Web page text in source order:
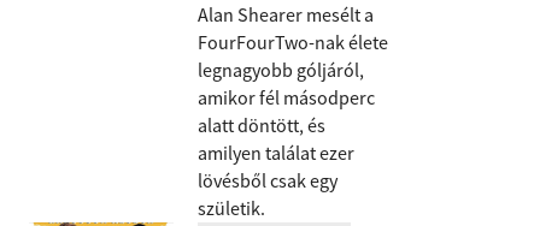
Alan Shearer mesélt a
FourFourTwo-nak élete
legnagyobb góljáról,
amikor fél másodperc
alatt döntött, és
amilyen találat ezer
lövésből csak egy
születik.